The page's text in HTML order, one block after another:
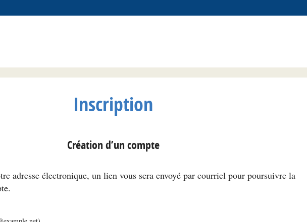
Inscription
Création d’un compte
adresse électronique, un lien vous sera envoyé par courriel pour poursuivre la